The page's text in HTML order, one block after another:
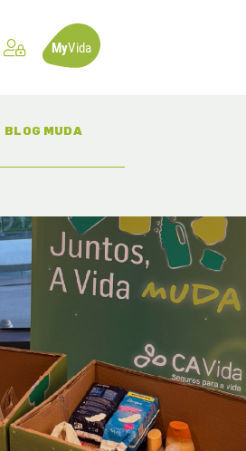
MyVida
BLOG MUDA
(CURRENT)